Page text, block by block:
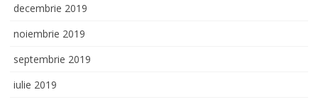
decembrie 2019
noiembrie 2019
septembrie 2019
iulie 2019